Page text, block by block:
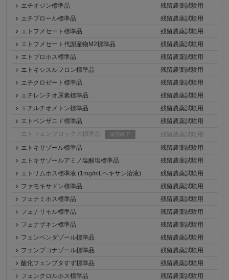
エチオジン標準品
残留農薬試験用
エチプロール標準品
残留農薬試験用
エトフメセート標準品
残留農薬試験用
エトフメセート代謝産物M2標準品
残留農薬試験用
エトプロホス標準品
残留農薬試験用
エトキシスルフロン標準品
残留農薬試験用
エチクロゼート標準品
残留農薬試験用
エチレンチオ尿素標準品
残留農薬試験用
エチルチオメトン標準品
残留農薬試験用
エトベンザニド標準品
残留農薬試験用
エトフェンプロックス標準品
販売終了
残留農薬試験用
エトキサゾール標準品
残留農薬試験用
エトキサゾールアミノ塩酸塩標準品
残留農薬試験用
エトリムホス標準液 (1mg/mLヘキサン溶液)
残留農薬試験用
ファモキサドン標準品
残留農薬試験用
フェナミホス標準品
残留農薬試験用
フェナリモル標準品
残留農薬試験用
フェナザキン標準品
残留農薬試験用
フェンベンダゾール標準品
残留農薬試験用
フェンブコナゾール標準品
残留農薬試験用
酸化フェンブタすず標準品
残留農薬試験用
フェンクロルホス標準品
残留農薬試験用